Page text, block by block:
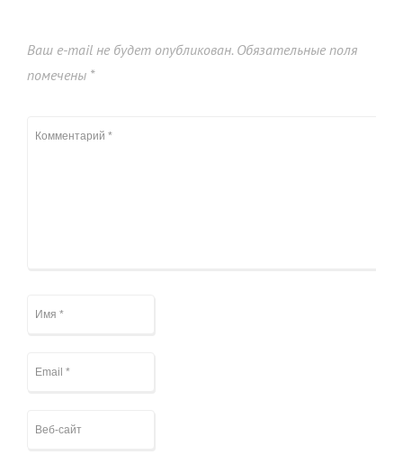
Ваш e-mail не будет опубликован.Обязательные поля
помечены *